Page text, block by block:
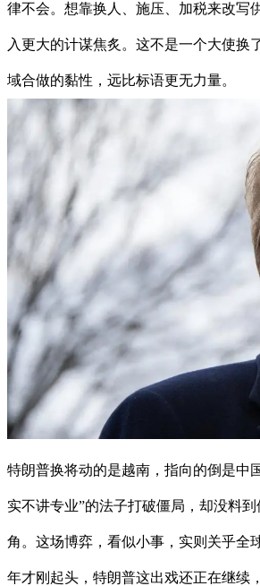
律不会。想靠换人、施压、加税来改写
入更大的计谋焦炙。这不是一个大使换
域合做的黏性，远比标语更无力量。
特朗普换将动的是越南，指向的倒是中
实不讲专业”的法子打破僵局，却没料
角。这场博弈，看似小事，实则关乎全
年才刚起头，特朗普这出戏还正在继续